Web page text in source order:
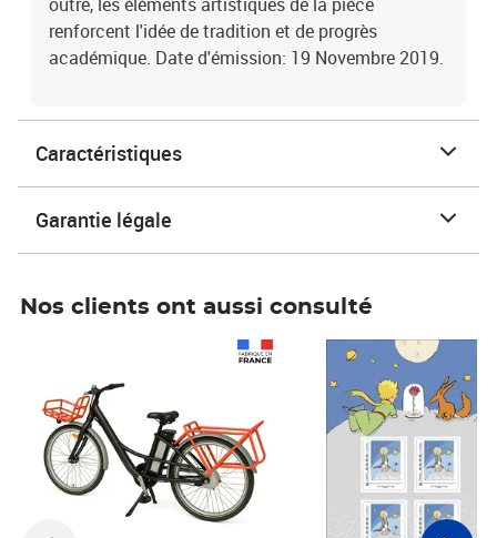
renforcent l'idée de tradition et de progrès
académique. Date d'émission: 19 Novembre 2019.
Caractéristiques
Garantie légale
Nos clients ont aussi consulté
Prix 6,25€ HT